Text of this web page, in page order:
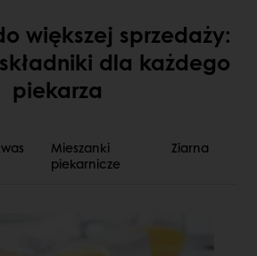
większej sprzedaży:
dla każdego
piekarza
Mieszanki
piekarnicze
Ziarna